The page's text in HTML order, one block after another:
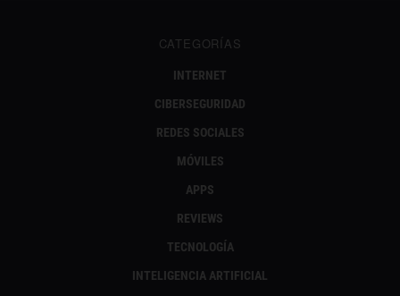
CATEGORÍAS
INTERNET
CIBERSEGURIDAD
REDES SOCIALES
MÓVILES
APPS
REVIEWS
TECNOLOGÍA
INTELIGENCIA ARTIFICIAL